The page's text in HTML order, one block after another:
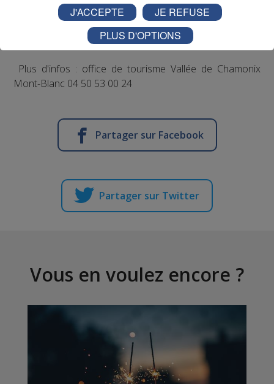
Plus d'infos : office de tourisme Vallée de Chamonix
Mont-Blanc 04 50 53 00 24
Partager sur Facebook
Partager sur Twitter
Vous en voulez encore ?
J'ACCEPTE
JE REFUSE
PLUS D'OPTIONS